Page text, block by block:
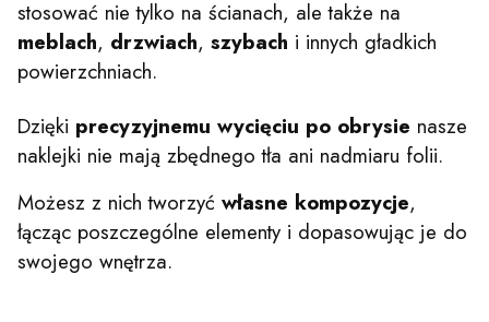
stosować nie tylko na ścianach, ale także na
meblach, drzwiach, szybach i innych gładkich
powierzchniach.
Dzięki precyzyjnemu wycięciu po obrysie nasze
naklejki nie mają zbędnego tła ani nadmiaru folii.
Możesz z nich tworzyć własne kompozycje,
łącząc poszczególne elementy i dopasowując je do
swojego wnętrza.